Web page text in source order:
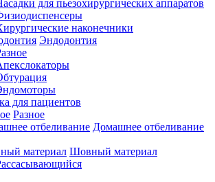
для пьезохирургических аппаратов
наконечники
Эндодонтия
для пациентов
Разное
Домашнее отбеливание
Шовный материал